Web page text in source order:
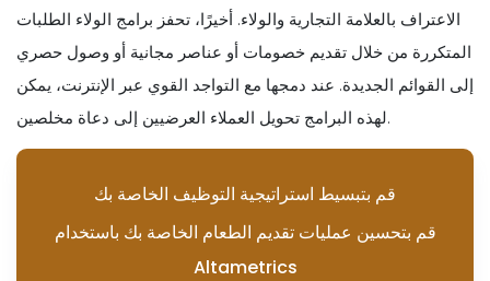
الاعتراف بالعلامة التجارية والولاء. أخيرًا، تحفز برامج الولاء الطلبات
المتكررة من خلال تقديم خصومات أو عناصر مجانية أو وصول حصري
إلى القوائم الجديدة. عند دمجها مع التواجد القوي عبر الإنترنت، يمكن
لهذه البرامج تحويل العملاء العرضيين إلى دعاة مخلصين.
قم بتبسيط استراتيجية التوظيف الخاصة بك
قم بتحسين عمليات تقديم الطعام الخاصة بك باستخدام
Altametrics